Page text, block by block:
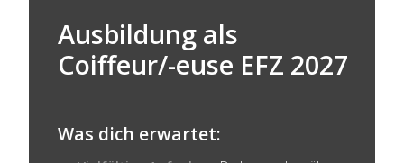
Ausbildung als
Coiffeur/-euse EFZ 2027
Was dich erwartet: